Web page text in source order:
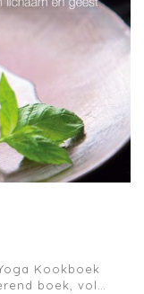
Kookboek
boek, vol…